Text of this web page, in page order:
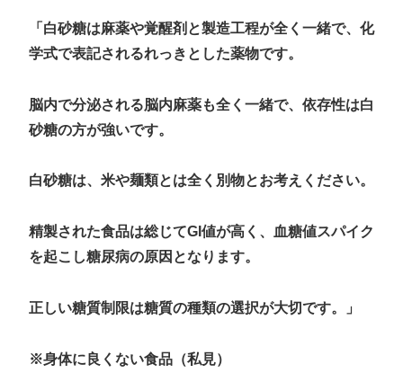
「白砂糖は麻薬や覚醒剤と製造工程が全く一緒で、化
学式で表記されるれっきとした薬物です。
脳内で分泌される脳内麻薬も全く一緒で、依存性は白
砂糖の方が強いです。
白砂糖は、米や麺類とは全く別物とお考えください。
精製された食品は総じてGI値が高く、血糖値スパイク
を起こし糖尿病の原因となります。
正しい糖質制限は糖質の種類の選択が大切です。」
※身体に良くない食品（私見）